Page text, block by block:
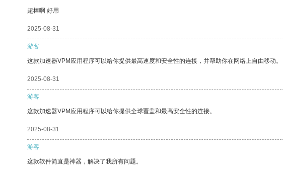
超棒啊 好用
2025-08-31
游客
这款加速器VPM应用程序可以给你提供最高速度和安全性的连接，并帮助你在网络上自由移动。
2025-08-31
游客
这款加速器VPM应用程序可以给你提供全球覆盖和最高安全性的连接。
2025-08-31
游客
这款软件简直是神器，解决了我所有问题。